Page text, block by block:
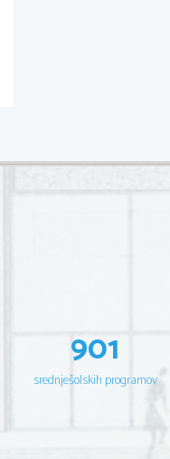
901
srednješolskih programov